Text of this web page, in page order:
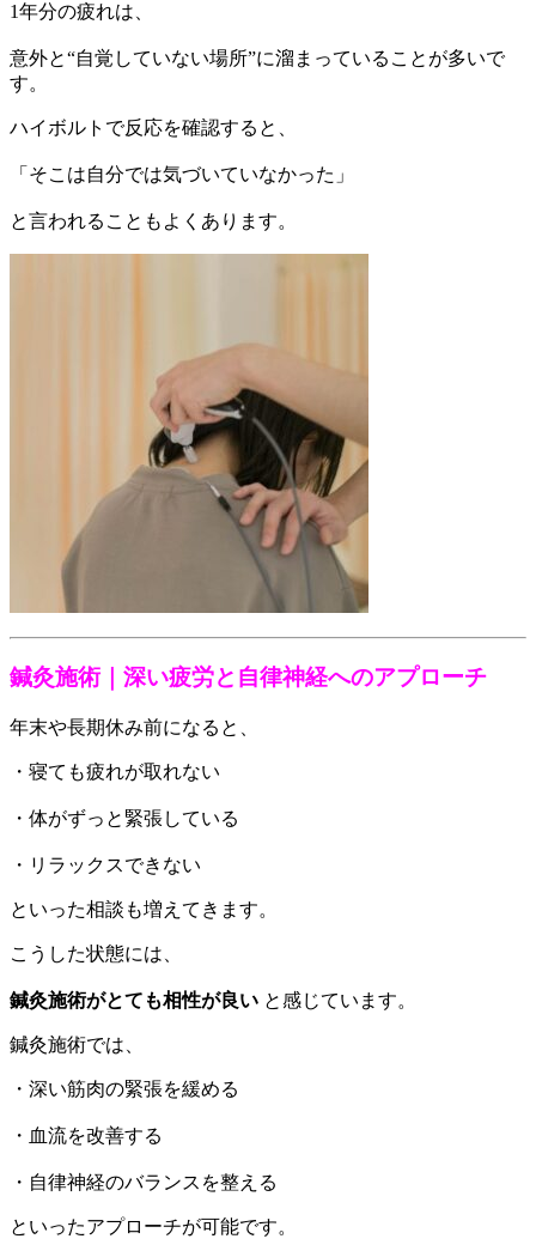
1年分の疲れは、
意外と“自覚していない場所”に溜まっていることが多いで
す。
ハイボルトで反応を確認すると、
「そこは自分では気づいていなかった」
と言われることもよくあります。
鍼灸施術｜深い疲労と自律神経へのアプローチ
年末や長期休み前になると、
・寝ても疲れが取れない
・体がずっと緊張している
・リラックスできない
といった相談も増えてきます。
こうした状態には、
鍼灸施術がとても相性が良い と感じています。
鍼灸施術では、
・深い筋肉の緊張を緩める
・血流を改善する
・自律神経のバランスを整える
といったアプローチが可能です。